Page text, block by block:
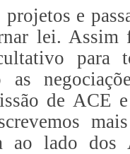
e
lei. Assim
para
de ACE
ao lado dos